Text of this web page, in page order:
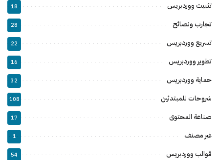
تثبيت ووردبريس 18
تجارب ونصائح 28
تسريع ووردبريس 22
تطوير ووردبريس 16
حماية ووردبريس 32
شروحات للمبتدئين 108
صناعة المحتوى 17
غير مصنف 1
قوالب ووردبريس 54